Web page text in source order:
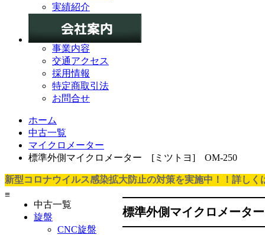
実績紹介
事業内容
交通アクセス
採用情報
特定商取引法
お問合せ
ホーム
中古一覧
マイクロメーター
標準外側マイクロメーター [ミツトヨ] OM-250
新型コロナウイルス感染拡大防止の対策を実施中！！詳しく
≡
中古一覧
旋盤
CNC旋盤
標準外側マイクロメー